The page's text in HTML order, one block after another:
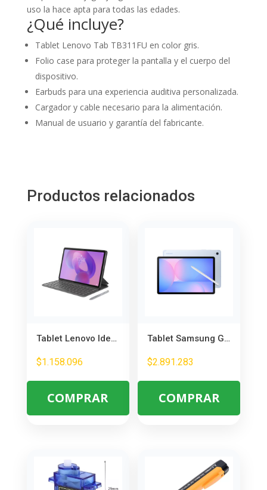
uso la hace apta para todas las edades.
¿Qué incluye?
Tablet Lenovo Tab TB311FU en color gris.
Folio case para proteger la pantalla y el cuerpo del
dispositivo.
Earbuds para una experiencia auditiva personalizada.
Cargador y cable necesario para la alimentación.
Manual de usuario y garantía del fabricante.
Productos relacionados
Tablet Lenovo Idea Tab TB336FU 11″ 8GB RAM 128GB – Incluye Teclado y Lápiz
$1.158.096
COMPRAR
Tablet Samsung Galaxy Tab S10 FE 12GB/256GB – Potente y Versátil para Trabajo y Entretenimiento
$2.891.283
COMPRAR